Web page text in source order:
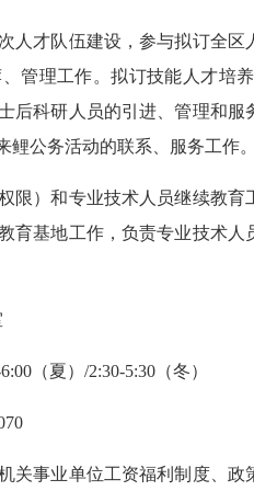
队伍建设，参与拟订全区
管理工作。拟订技能人才培
后科研人员的引进、管理和
鲤公务活动的联系、服务工作。
和专业技术人员继续教育
育基地工作，负责专业技术
（夏）/2:30-5:30（冬）
业单位工资福利制度、政